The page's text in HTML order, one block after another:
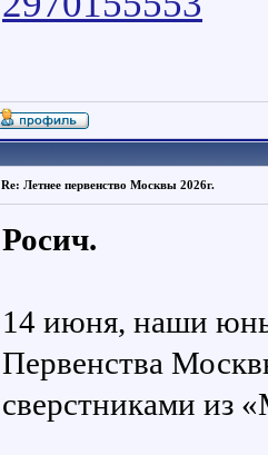
Re: Летнее первенство Москвы 2026г.
Росич.
14 июня, наши
Первенства
сверстниками из